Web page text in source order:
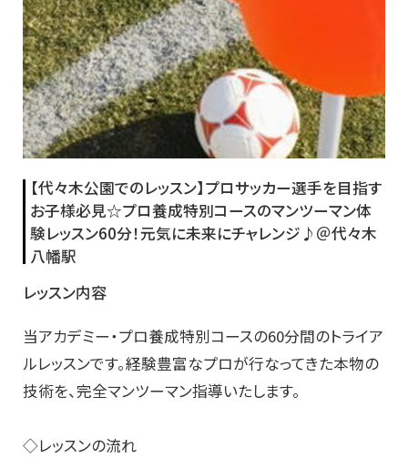
【代々木公園でのレッスン】プロサッカー選手を目指す
お子様必見☆プロ養成特別コースのマンツーマン体
験レッスン60分！元気に未来にチャレンジ♪＠代々木
八幡駅
レッスン内容
当アカデミー・プロ養成特別コースの60分間のトライア
ルレッスンです。経験豊富なプロが行なってきた本物の
技術を、完全マンツーマン指導いたします。
◇レッスンの流れ